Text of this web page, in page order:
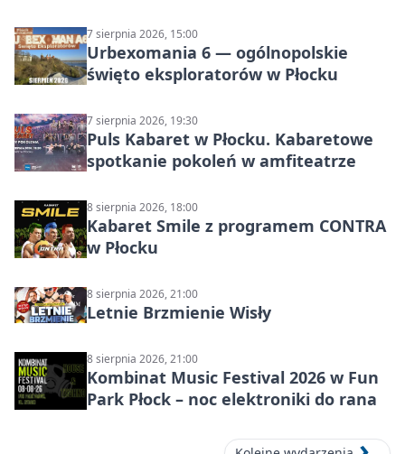
7 sierpnia 2026, 15:00
Urbexomania 6 — ogólnopolskie
święto eksploratorów w Płocku
7 sierpnia 2026, 19:30
Puls Kabaret w Płocku. Kabaretowe
spotkanie pokoleń w amfiteatrze
8 sierpnia 2026, 18:00
Kabaret Smile z programem CONTRA
w Płocku
8 sierpnia 2026, 21:00
Letnie Brzmienie Wisły
8 sierpnia 2026, 21:00
Kombinat Music Festival 2026 w Fun
Park Płock – noc elektroniki do rana